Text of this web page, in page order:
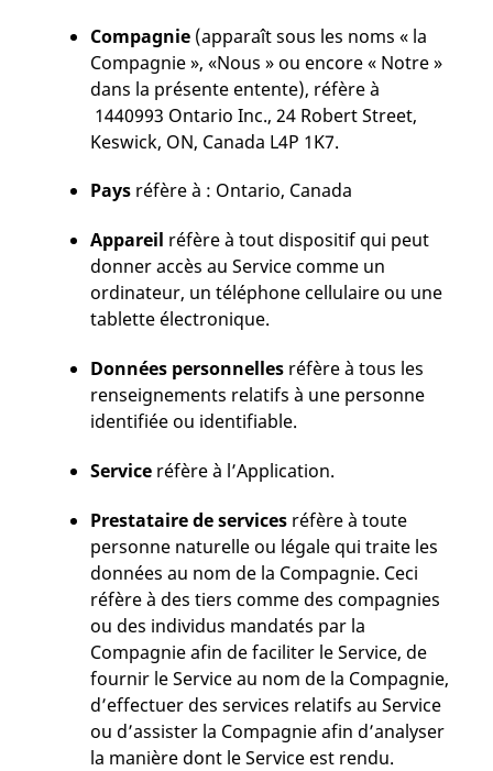
Compagnie (apparaît sous les noms « la
Compagnie », «Nous » ou encore « Notre »
dans la présente entente), réfère à
1440993 Ontario Inc., 24 Robert Street,
Keswick, ON, Canada L4P 1K7.
Pays réfère à : Ontario, Canada
Appareil réfère à tout dispositif qui peut
donner accès au Service comme un
ordinateur, un téléphone cellulaire ou une
tablette électronique.
Données personnelles réfère à tous les
renseignements relatifs à une personne
identifiée ou identifiable.
Service réfère à l’Application.
Prestataire de services réfère à toute
personne naturelle ou légale qui traite les
données au nom de la Compagnie. Ceci
réfère à des tiers comme des compagnies
ou des individus mandatés par la
Compagnie afin de faciliter le Service, de
fournir le Service au nom de la Compagnie,
d’effectuer des services relatifs au Service
ou d’assister la Compagnie afin d’analyser
la manière dont le Service est rendu.